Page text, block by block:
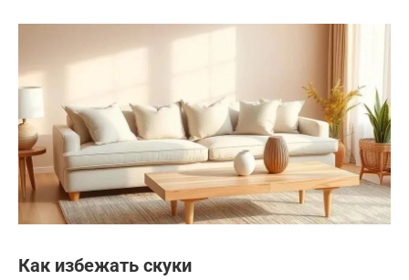
Как избежать скуки